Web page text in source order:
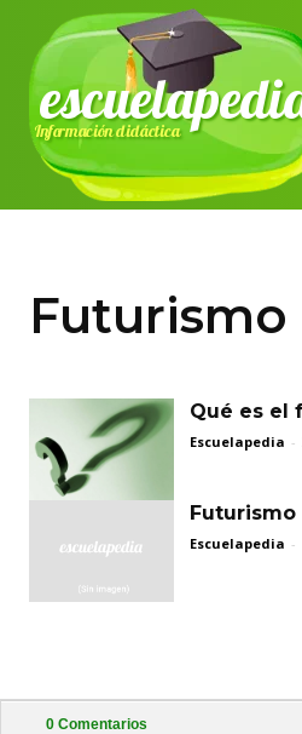
Información didáctica
Futurismo
Qué es el
Escuelapedia -
Futurismo
Escuelapedia -
0 Comentarios